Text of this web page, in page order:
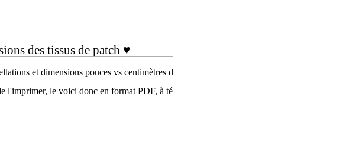
des tissus de patch ♥
et dimensions pouces vs centimètres d
l'imprimer, le voici donc en format PDF, à té